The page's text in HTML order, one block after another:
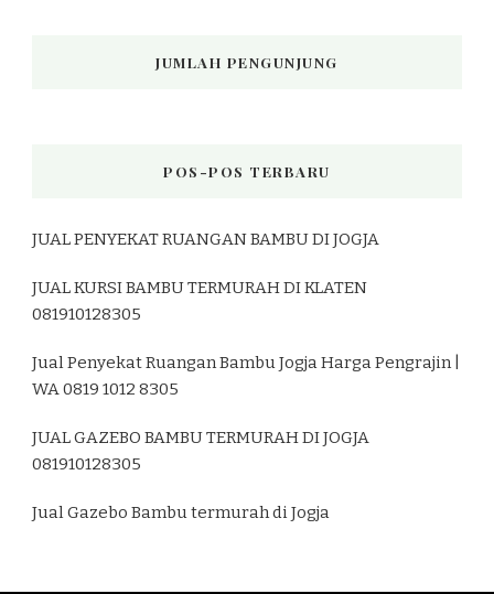
JUMLAH PENGUNJUNG
POS-POS TERBARU
JUAL PENYEKAT RUANGAN BAMBU DI JOGJA
JUAL KURSI BAMBU TERMURAH DI KLATEN
081910128305
Jual Penyekat Ruangan Bambu Jogja Harga Pengrajin |
WA 0819 1012 8305
JUAL GAZEBO BAMBU TERMURAH DI JOGJA
081910128305
Jual Gazebo Bambu termurah di Jogja